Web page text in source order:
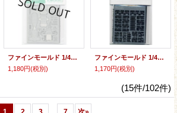
ファインモールド 1/48 秋水用エッチングパーツ
1,180円(税別)
ファインモールド 1/48 アメリカ軍機用照準リングセット1
1,170円(税別)
(15件/102件)